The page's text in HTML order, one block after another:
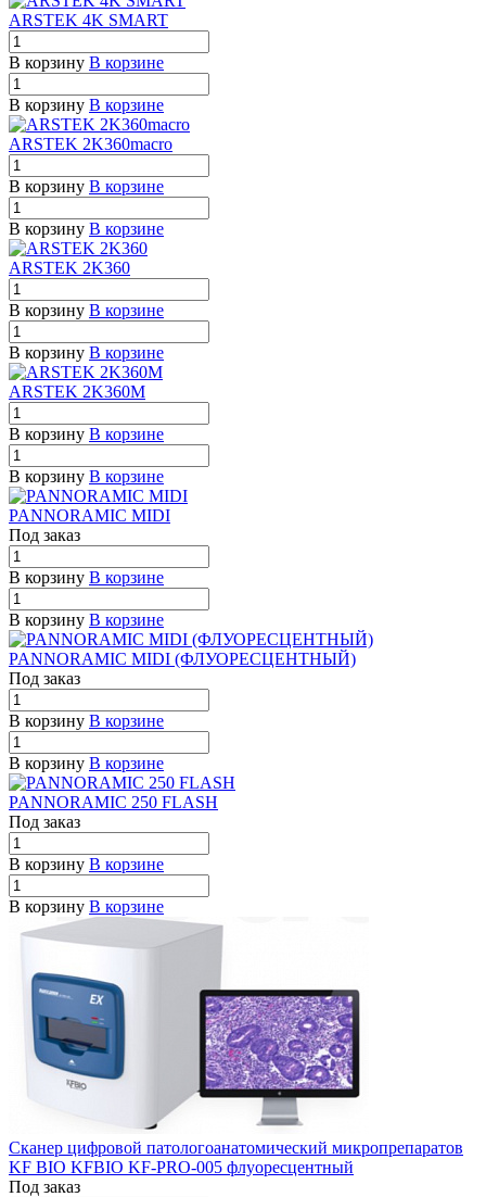
ARSTEK 4K SMART
В корзину В корзине
В корзину В корзине
ARSTEK 2K360macro
В корзину В корзине
В корзину В корзине
ARSTEK 2K360
В корзину В корзине
В корзину В корзине
ARSTEK 2K360M
В корзину В корзине
В корзину В корзине
PANNORAMIC MIDI
Под заказ
В корзину В корзине
В корзину В корзине
PANNORAMIC MIDI (ФЛУОРЕСЦЕНТНЫЙ)
Под заказ
В корзину В корзине
В корзину В корзине
PANNORAMIC 250 FLASH
Под заказ
В корзину В корзине
В корзину В корзине
Сканер цифровой патологоанатомический микропрепаратов
KF BIO KFBIO KF-PRO-005 флуоресцентный
Под заказ